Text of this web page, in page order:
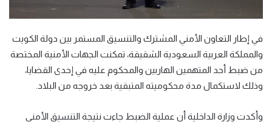
في إطار التعاون الأمني المشترك والتنسيق المستمر بين دولة الكويت
والمملكة العربية السعودية الشقيقة، تمكنت الجهات الأمنية المختصة
من ضبط أحد المتهمين الهاربين والمحكوم عليه في إحدى القضايا،
وذلك لاستكمال مدة محكوميته المتبقية بعد خروجه من البلاد
وأكدت وزارة الداخلية أن عملية الضبط جاءت نتيجة التنسيق الأمني